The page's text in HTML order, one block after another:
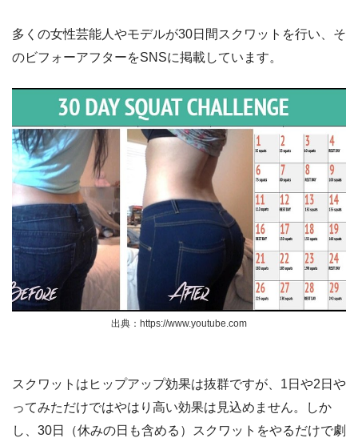
多くの女性芸能人やモデルが30日間スクワットを行い、そ
のビフォーアフターをSNSに掲載しています。
出典：https://www.youtube.com
スクワットはヒップアップ効果は抜群ですが、1日や2日や
ってみただけではやはり高い効果は見込めません。しか
し、30日（休みの日も含める）スクワットをやるだけで劇